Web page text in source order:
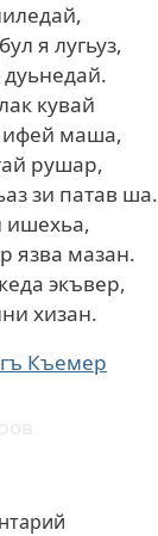
я лугьуз,
кувай
ифей маша,
рушар,
зи патав ша.
ишехьа,
язва мазан.
экъвер,
хизан.
Къемер